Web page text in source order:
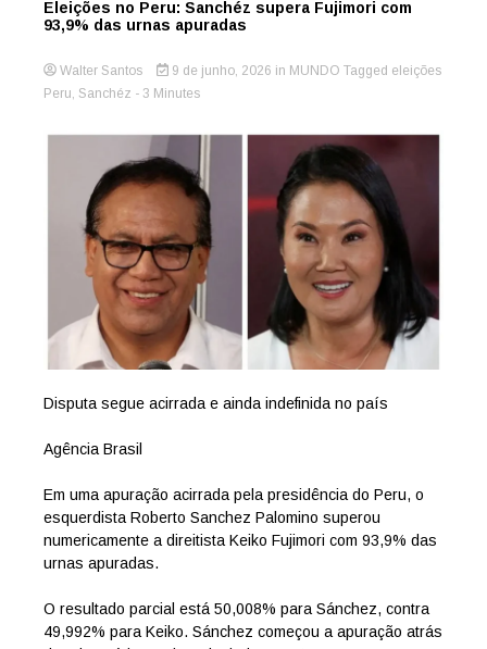
Eleições no Peru: Sanchéz supera Fujimori com
93,9% das urnas apuradas
Walter Santos 9 de junho, 2026 in MUNDO Tagged eleições
Peru Sanchéz - 3 Minutes
Disputa segue acirrada e ainda indefinida no país
Agência Brasil
Em uma apuração acirrada pela presidência do Peru, o
esquerdista Roberto Sanchez Palomino superou
numericamente a direitista Keiko Fujimori com 93,9% das
urnas apuradas.
O resultado parcial está 50,008% para Sánchez, contra
49,992% para Keiko. Sánchez começou a apuração atrás